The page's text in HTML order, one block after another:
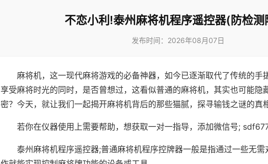
不恋小利!泰州麻将机程序遥控器(防检测
发布时间：2026年08月07日
麻将机，这一现代麻将游戏的必备神器，如今已逐渐取代了传统的手
享受麻将时光的同时，是否曾想过，这看似普通的麻将机，其实也可能隐
密？今天，就让我们一起揭开麻将机背后的那些猫腻，探寻输钱之谜的真相
若你在仪器使用上需要帮助，想获取一对一指导，添加微信号;
泰州麻将机程序遥控器;普通麻将机程序控牌器一般是指通过一些无